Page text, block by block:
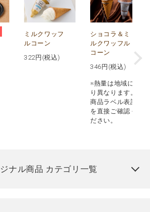
ミルクワッフ
ルコーン
322円(税込)
ショコラ＆ミ
ルクワッフル
コーン
346 円(税込)
※熱量は地域によ
り異なります。
商品ラベル表記
を直接ご確認く
ださい。
ナル商品 カテゴリ一覧